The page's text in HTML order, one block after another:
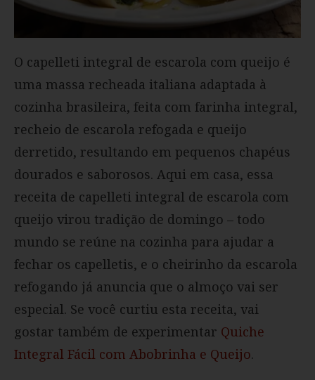
O capelleti integral de escarola com queijo é
uma massa recheada italiana adaptada à
cozinha brasileira, feita com farinha integral,
recheio de escarola refogada e queijo
derretido, resultando em pequenos chapéus
dourados e saborosos. Aqui em casa, essa
receita de capelleti integral de escarola com
queijo virou tradição de domingo – todo
mundo se reúne na cozinha para ajudar a
fechar os capelletis, e o cheirinho da escarola
refogando já anuncia que o almoço vai ser
especial. Se você curtiu esta receita, vai
gostar também de experimentar Quiche
Integral Fácil com Abobrinha e Queijo.